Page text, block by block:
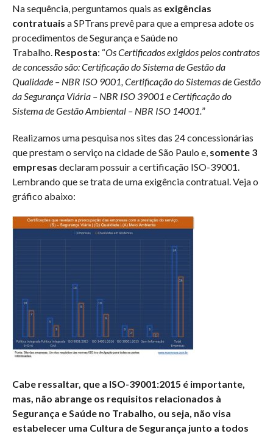
Na sequência, perguntamos quais as exigências
contratuais a SPTrans prevê para que a empresa adote os
procedimentos de Segurança e Saúde no
Trabalho. Resposta: “Os Certificados exigidos pelos contratos
de concessão são: Certificação do Sistema de Gestão da
Qualidade – NBR ISO 9001, Certificação do Sistemas de Gestão
da Segurança Viária – NBR ISO 39001 e Certificação do
Sistema de Gestão Ambiental – NBR ISO 14001.”
Realizamos uma pesquisa nos sites das 24 concessionárias
que prestam o serviço na cidade de São Paulo e, somente 3
empresas declaram possuir a certificação ISO-39001.
Lembrando que se trata de uma exigência contratual. Veja o
gráfico abaixo:
Cabe ressaltar, que a ISO-39001:2015 é importante,
mas, não abrange os requisitos relacionados à
Segurança e Saúde no Trabalho, ou seja, não visa
estabelecer uma Cultura de Segurança junto a todos